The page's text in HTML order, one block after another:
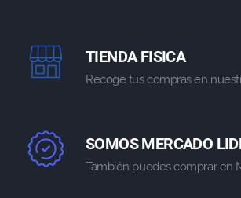
TIENDA FISICA
Recoge tus compras en
SOMOS MERCADO
También puedes comprar en